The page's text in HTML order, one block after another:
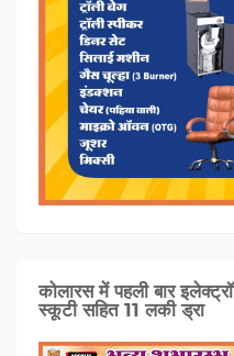
कोलारस में पहली बार
स्कूटी सहित 11 लकी ड्रा